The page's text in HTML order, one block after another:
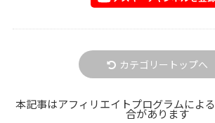
カテゴリートップへ
本記事はアフィリエイトプログラムによ
合があります